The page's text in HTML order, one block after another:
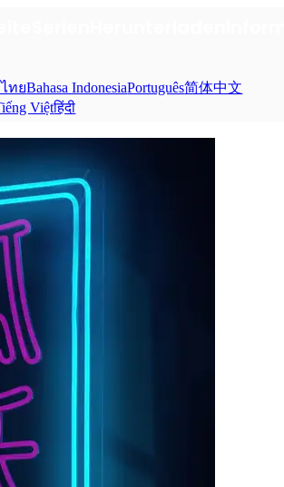
ทยBahasa IndonesiaPortuguês简体中文
Việtहिंदी